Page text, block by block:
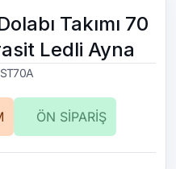
Takımı 70
Ledli Ayna
ÖN SİPARİŞ